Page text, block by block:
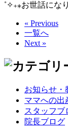
˚✧₊⁎お世話にな
« Previous
一覧へ
Next »
お知らせ・
ママへの出
スタッフブ
院長ブログ